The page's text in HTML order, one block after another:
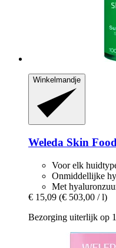
Winkelmandje
Weleda Skin
Voor elk
Onmiddellijke
Met
€ 15,09 (€ 503,00 / l)
Bezorging uiterlijk op